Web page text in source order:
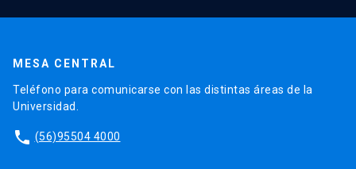
MESA CENTRAL
Teléfono para comunicarse con las distintas áreas de la
Universidad.
phone (56)95504 4000